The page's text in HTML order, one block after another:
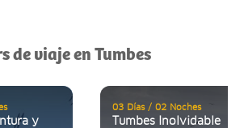
de viaje en Tumbes
y
03 Días / 02 Noches
Tumbes Inolvidable